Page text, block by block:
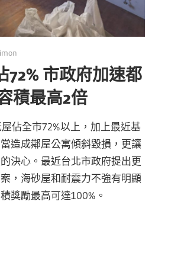
72% 市政府加速都
積最高2倍
佔全市72%以上，加上最近基
造成鄰屋公寓傾斜毀損，更讓
決心。最近台北市政府提出更
，海砂屋和耐震力不強有明顯
獎勵最高可達100%。